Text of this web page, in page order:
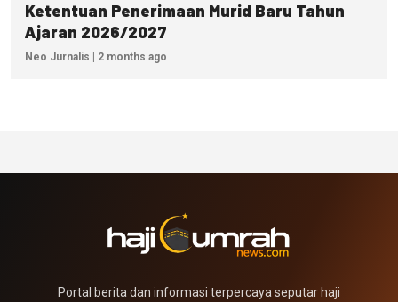
Ketentuan Penerimaan Murid Baru Tahun
Ajaran 2026/2027
Neo Jurnalis | 2 months ago
Portal berita dan informasi terpercaya seputar haji